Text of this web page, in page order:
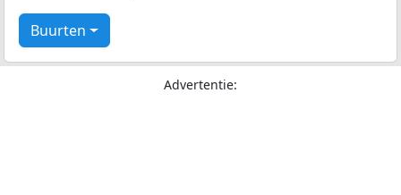
Buurten
Advertentie: